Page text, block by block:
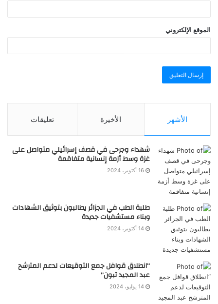
الموقع الإلكتروني
الأشهر الأخيرة تعليقات
شهداء وجرحى في قصف إسرائيلي متواصل على
غزة وسط أزمة إنسانية متفاقمة
16 أكتوبر، 2024
طلبة الطب في الجزائر يطالبون بتوثيق الشهادات
وبناء مستشفيات جديدة
14 أكتوبر، 2024
“انطلاق قوافل جمع التوقيعات لدعم المترشح
عبد المجيد تبون”
14 يوليو، 2024